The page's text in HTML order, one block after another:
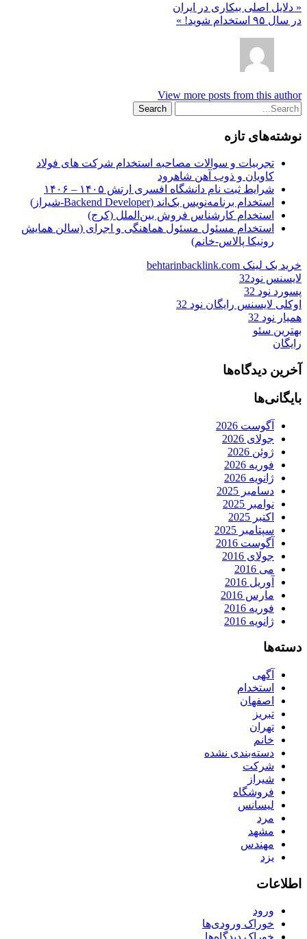
« دلایل اصلی بیکاری در ایران
در سال ۹۵ استخدام شوید! »
View more posts from this author
نوشته‌های تازه
تجربیات و سوالات مصاحبه استخدام شرکت های فولاد
کاویان و ذوب آهن شاهرود
شرایط ثبت نام دانشگاه افسری ارتش ۱۴۰۵ – ۱۴۰۶
استخدام برنامه‌نویس بک‌اند (Backend Developer-شیراز)
استخدام کارشناس فروش بین‌الملل (کرج)
استخدام مسئول مسئول هماهنگی و اجرای (سالن همایش
رونیکا پالاس-خانم)
خرید بک لینک behtarinbacklink.com
لایسنس نود32
پسورد نود 32
اوکلی لایسنس رایگان نود 32
همیار نود 32
بهترین سئو
رایگان
آخرین دیدگاه‌ها
بایگانی‌ها
آگوست 2026
جولای 2026
ژوئن 2026
فوریه 2026
ژانویه 2026
دسامبر 2025
نوامبر 2025
اکتبر 2025
سپتامبر 2025
آگوست 2016
جولای 2016
می 2016
آوریل 2016
مارس 2016
فوریه 2016
ژانویه 2016
دسته‌ها
آگهی
استخدام
اصفهان
تبریز
تهران
خانم
دسته‌بندی نشده
شرکت
شیراز
فروشگاه
لیسانس
مرد
مشهد
مهندس
یزد
اطلاعات
ورود
خوراک ورودی‌ها